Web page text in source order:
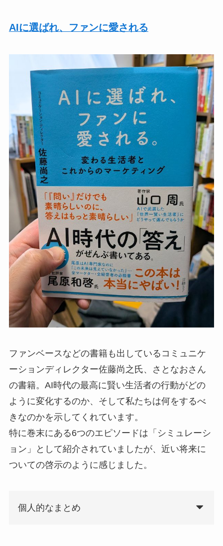
AIに選ばれ、ファンに愛される
ファンベースなどの書籍も出しているコミュニケ
ーションディレクター佐藤尚之氏、さとなおさん
の書籍。AI時代の最高に賢い生活者の行動がどの
ように変化するのか、そして私たちは何をするべ
きなのかを示してくれています。
特に巻末にある6つのエピソードは「シミュレーシ
ョン」として紹介されていましたが、近い将来に
ついての啓示のように感じました。
個人的なまとめ